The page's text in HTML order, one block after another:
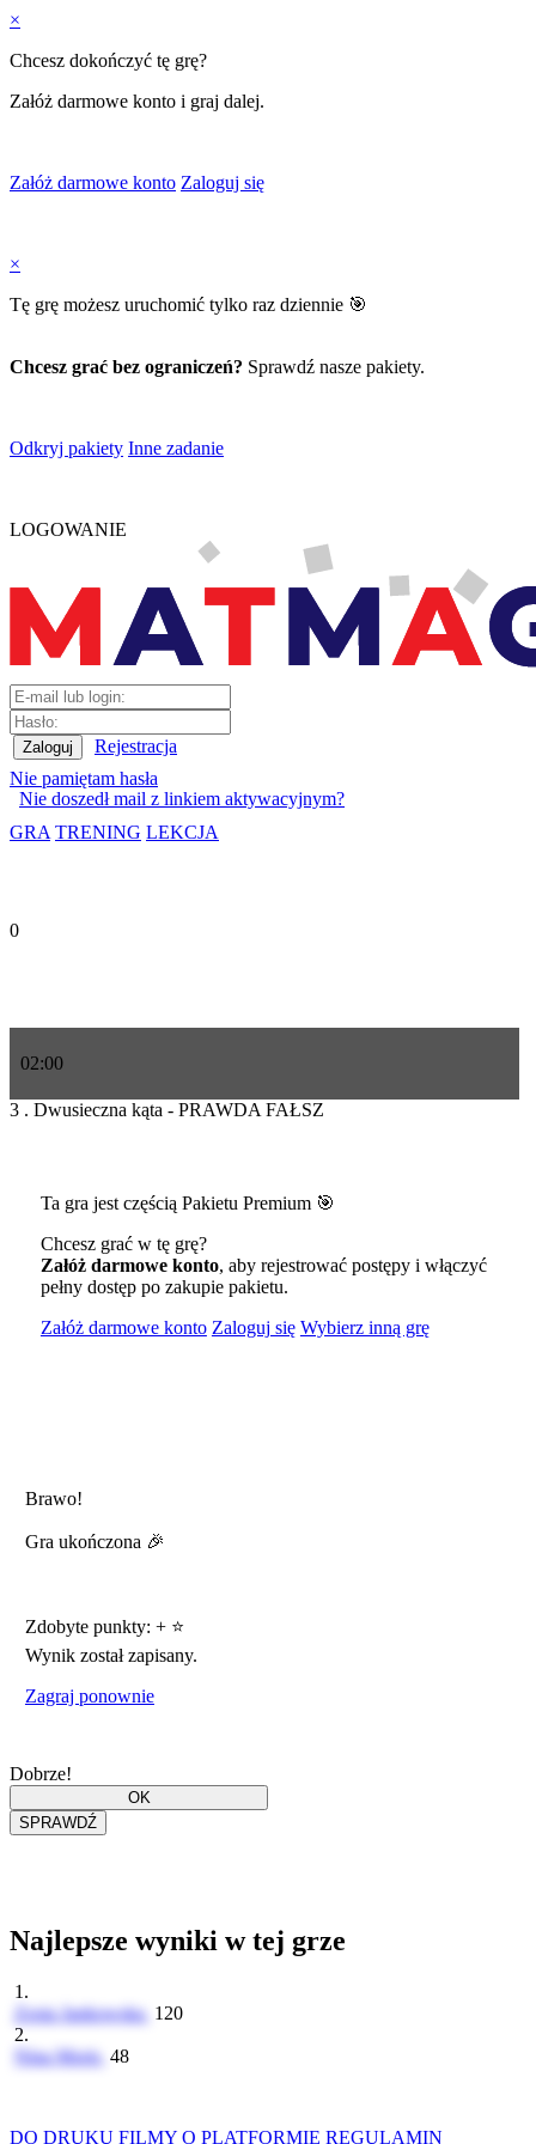
×
Chcesz dokończyć tę grę?
Załóż darmowe konto i graj dalej.
Załóż darmowe konto Zaloguj się
×
Tę grę możesz uruchomić tylko raz dziennie 🎯
Chcesz grać bez ograniczeń? Sprawdź nasze pakiety.
Odkryj pakiety Inne zadanie
LOGOWANIE
Rejestracja
Nie pamiętam hasła
Nie doszedł mail z linkiem aktywacyjnym?
GRA TRENING LEKCJA
0
02:00
3 . Dwusieczna kąta - PRAWDA FAŁSZ
Ta gra jest częścią Pakietu Premium 🎯
Chcesz grać w tę grę?
Załóż darmowe konto, aby rejestrować postępy i włączyć
pełny dostęp po zakupie pakietu.
Załóż darmowe konto Zaloguj się Wybierz inną grę
Brawo!
Gra ukończona 🎉
Zdobyte punkty: +⭐
Wynik został zapisany.
Zagraj ponownie
Dobrze!
Najlepsze wyniki w tej grze
1.
Zosia Jankowska 120
2.
Nina Moris 48
DO DRUKU FILMY O PLATFORMIE REGULAMIN